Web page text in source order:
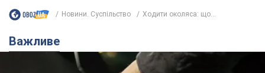
Новини. Суспільство Ходити околяса: що...
Важливе